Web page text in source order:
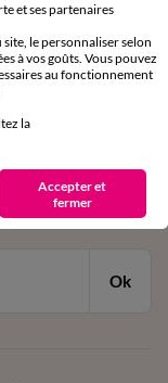
Ok
et ses partenaires
le personnaliser selon
à vos goûts. Vous pouvez
au fonctionnement
la
Accepter et
fermer